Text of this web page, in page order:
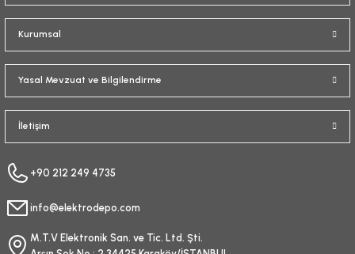
Kurumsal
Yasal Mevzuat ve Bilgilendirme
İletişim
+90 212 249 4735
info@elektrodepo.com
M.T.V Elektronik San. ve Tic. Ltd. Şti.